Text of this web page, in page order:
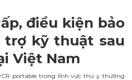
điều kiện bảo
trợ kỹ thuật sau
Việt Nam
portable trong lĩnh vực thú y thường